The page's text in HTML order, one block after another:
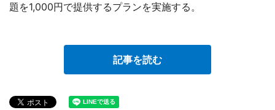
題を1,000円で提供するプランを実施する。
記事を読む